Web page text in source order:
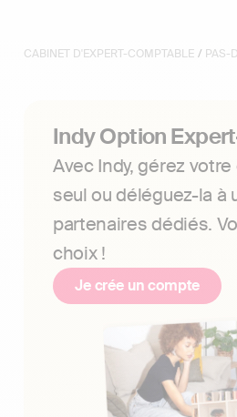
CABINET D'EXPERT-COMPTABLE / PAS-
Indy Option
Avec Indy, gérez
seul ou déléguez-la à
partenaires dédiés.
choix !
Je crée un compte